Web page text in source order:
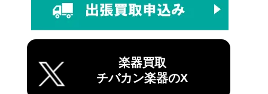
楽器買取
チバカン楽器のX